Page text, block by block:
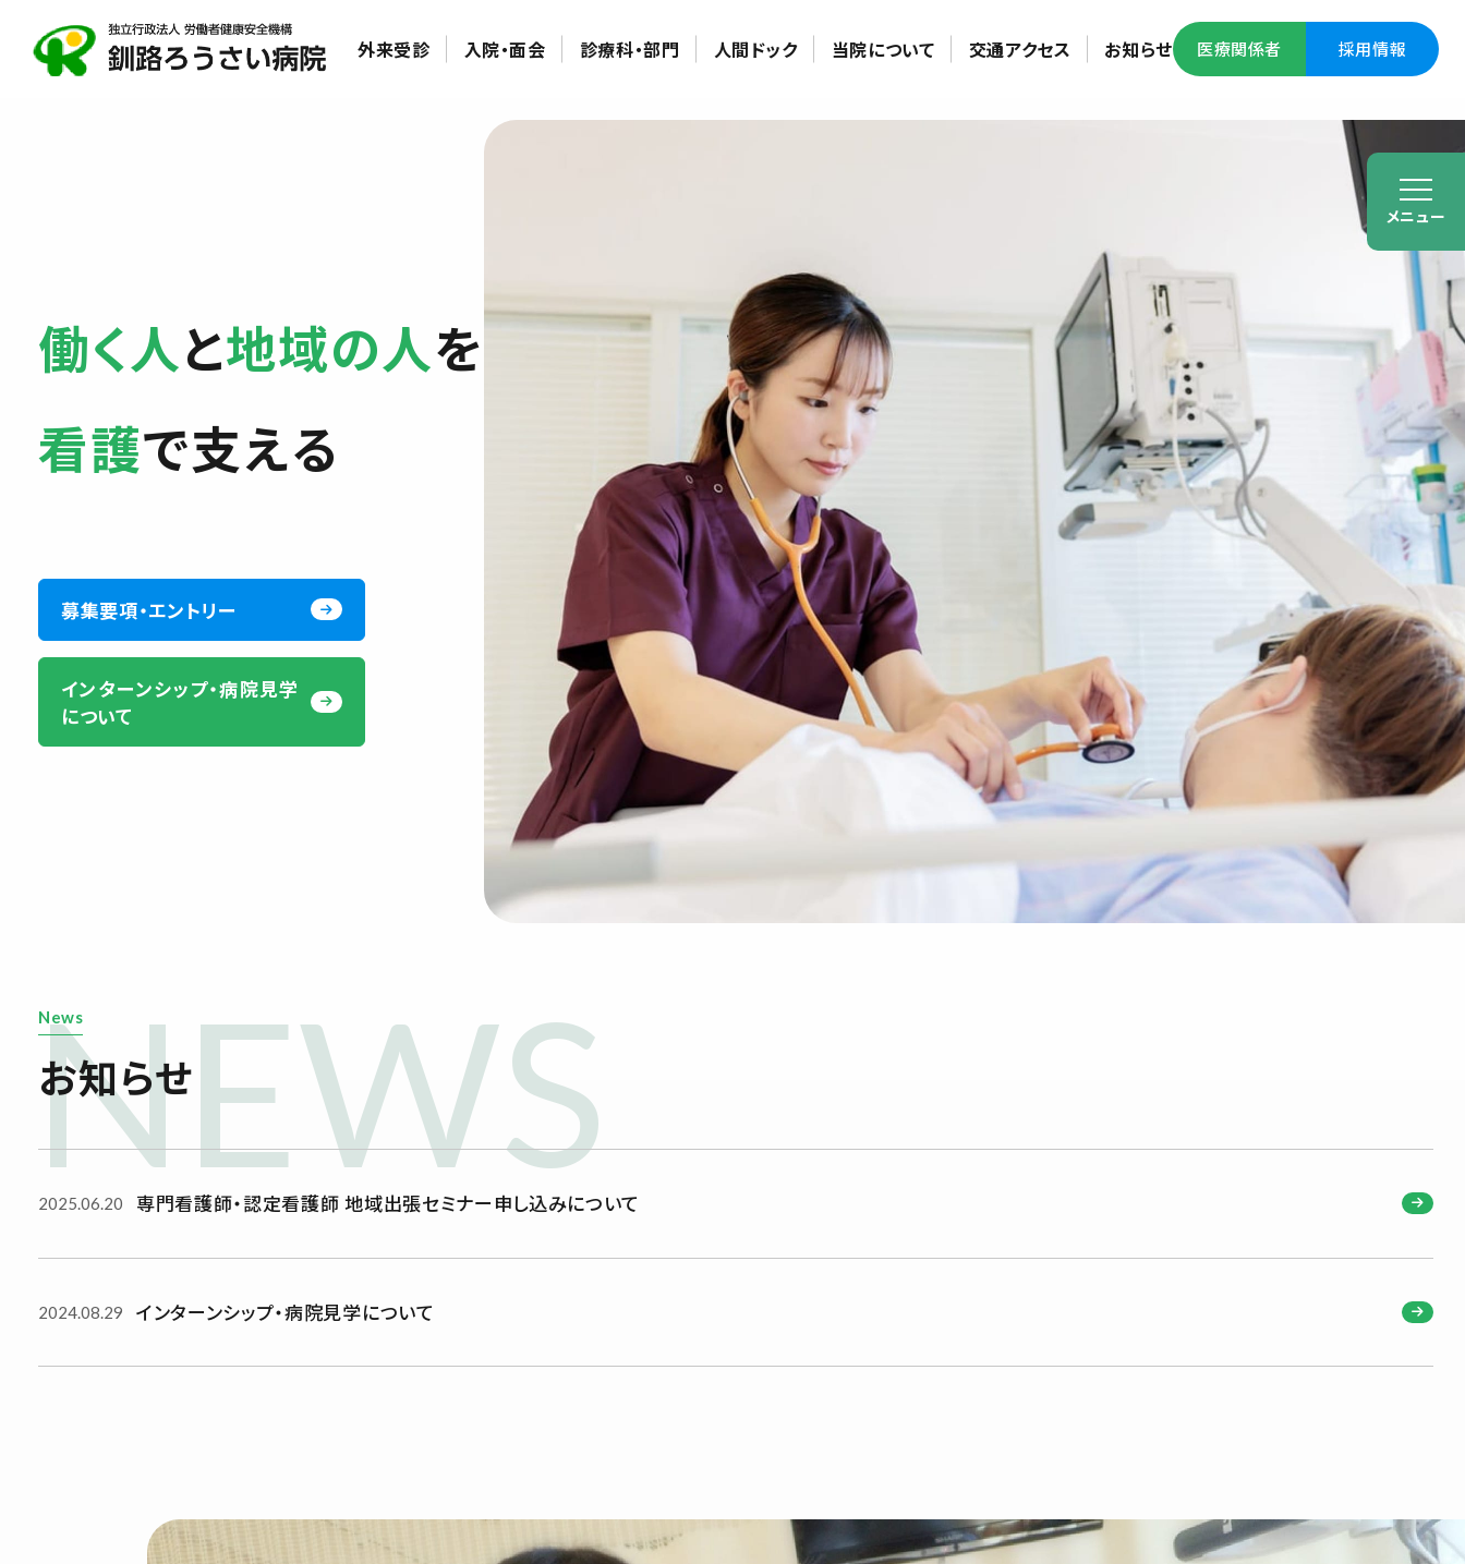
外来受診 入院・面会 診療科・部門 人間ドック 当院について 交通アクセス お知らせ 医療関係者 採用情報
メニュー
働く人と地域の人を
看護で支える
募集要項・エントリー
インターンシップ・病院見学
について
News
お知らせ
NEWS
2025.06.20 専門看護師・認定看護師 地域出張セミナー申し込みについて
2024.08.29 インターンシップ・病院見学について